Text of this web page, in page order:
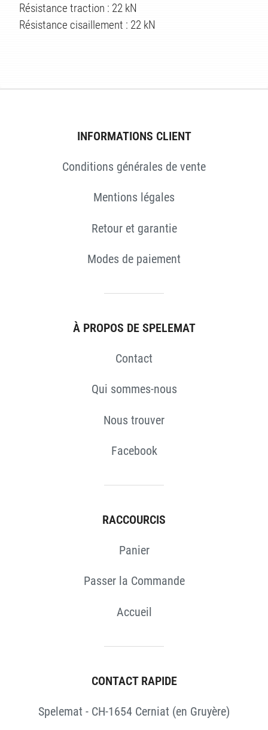
Résistance traction : 22 kN
Résistance cisaillement : 22 kN
INFORMATIONS CLIENT
Conditions générales de vente
Mentions légales
Retour et garantie
Modes de paiement
À PROPOS DE SPELEMAT
Contact
Qui sommes-nous
Nous trouver
Facebook
RACCOURCIS
Panier
Passer la Commande
Accueil
CONTACT RAPIDE
Spelemat - CH-1654 Cerniat (en Gruyère)